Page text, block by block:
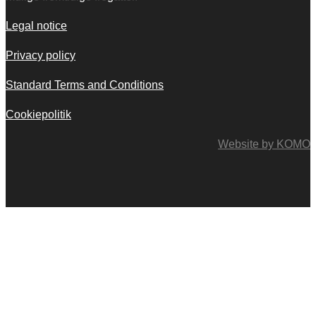
Legal notice
Privacy policy
Standard Terms and Conditions
Cookiepolitik
Website by KOMO